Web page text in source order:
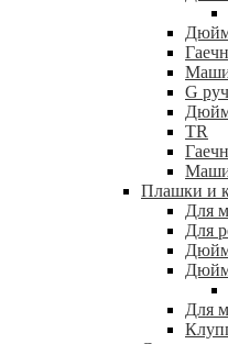
G
TR
Плашки и
Для
Для
Для